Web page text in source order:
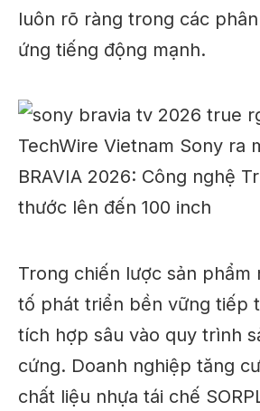
luôn rõ ràng trong các
ứng tiếng động mạnh.
Trong chiến lược sản phẩm
tố phát triển bền vững tiếp
tích hợp sâu vào quy trình
cứng. Doanh nghiệp tăng
chất liệu nhựa tái chế